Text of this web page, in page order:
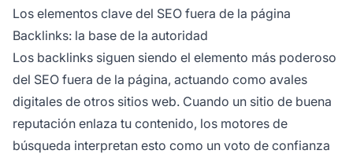
Los elementos clave del SEO fuera de la página
Backlinks: la base de la autoridad
Los backlinks siguen siendo el elemento más poderoso
del SEO fuera de la página, actuando como avales
digitales de otros sitios web. Cuando un sitio de buena
reputación enlaza tu contenido, los motores de
búsqueda interpretan esto como un voto de confianza